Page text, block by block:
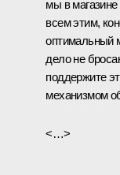
мы в магазине
всем этим,
оптимальный
дело не
поддержите
механизмом
<…>